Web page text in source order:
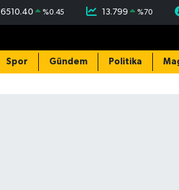
6510.40 %0.45 13.799 %70
Spor Gündem Politika